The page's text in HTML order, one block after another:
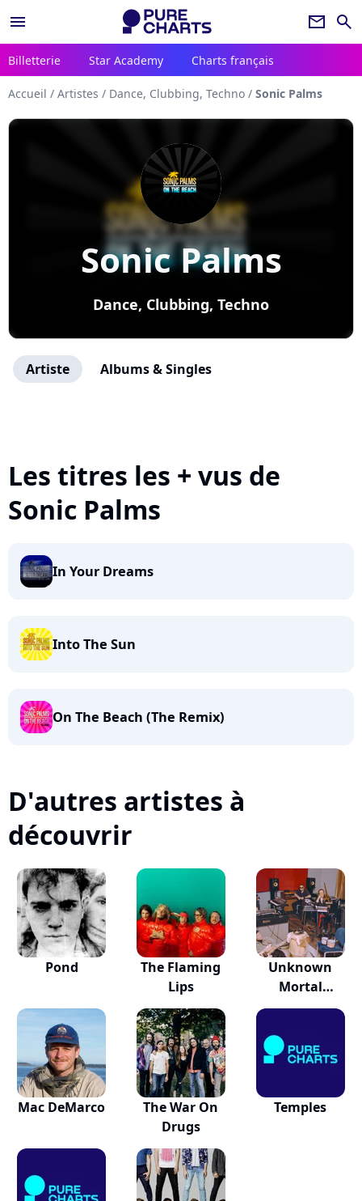
menu newsletter search
Billetterie Star Academy Charts français
Accueil / Artistes / Dance, Clubbing, Techno / Sonic Palms
Sonic Palms
Dance, Clubbing, Techno
Artiste Albums & Singles
Les titres les + vus de
Sonic Palms
In Your Dreams
Into The Sun
On The Beach (The Remix)
D'autres artistes à
découvrir
Pond
The Flaming
Lips
Unknown
Mortal
Orchestra
Mac DeMarco
The War On
Drugs
Temples